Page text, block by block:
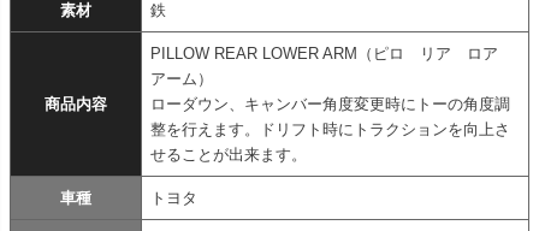
素材 鉄
商品内容
PILLOW REAR LOWER ARM（ピロ リア ロア
アーム）
ローダウン、キャンバー角度変更時にトーの角度調
整を行えます。ドリフト時にトラクションを向上さ
せることが出来ます。
車種 トヨタ